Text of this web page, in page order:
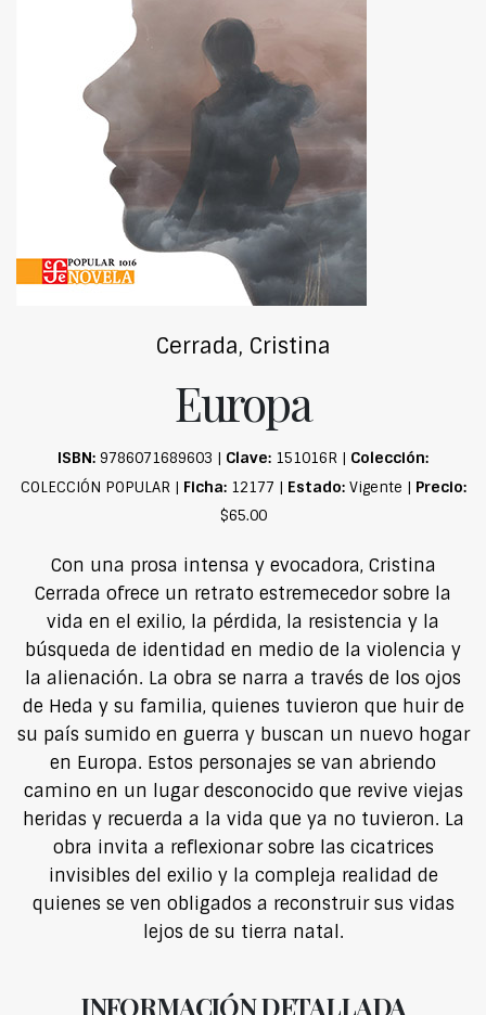
Cerrada, Cristina
Europa
ISBN: 9786071689603 | Clave: 151016R | Colección:
COLECCIÓN POPULAR | Ficha:12177 | Estado:Vigente | Precio:
$65.00
Con una prosa intensa y evocadora, Cristina
Cerrada ofrece un retrato estremecedor sobre la
vida en el exilio, la pérdida, la resistencia y la
búsqueda de identidad en medio de la violencia y
la alienación. La obra se narra a través de los ojos
de Heda y su familia, quienes tuvieron que huir de
su país sumido en guerra y buscan un nuevo hogar
en Europa. Estos personajes se van abriendo
camino en un lugar desconocido que revive viejas
heridas y recuerda a la vida que ya no tuvieron. La
obra invita a reflexionar sobre las cicatrices
invisibles del exilio y la compleja realidad de
quienes se ven obligados a reconstruir sus vidas
lejos de su tierra natal.
INFORMACIÓN DETALLADA